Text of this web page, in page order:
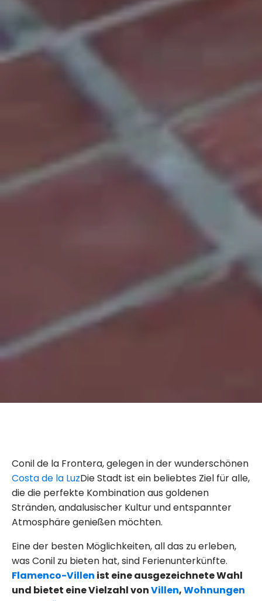
Conil de la Frontera, gelegen in der wunderschönen
Costa de la LuzDie Stadt ist ein beliebtes Ziel für alle,
die die perfekte Kombination aus goldenen
Stränden, andalusischer Kultur und entspannter
Atmosphäre genießen möchten.
Eine der besten Möglichkeiten, all das zu erleben,
was Conil zu bieten hat, sind Ferienunterkünfte.
Flamenco-Villen ist eine ausgezeichnete Wahl
und bietet eine Vielzahl vonVillen,Wohnungen